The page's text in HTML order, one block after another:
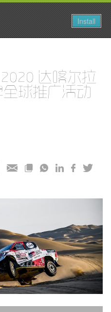
Install
2020 达喀尔拉
球推广活动